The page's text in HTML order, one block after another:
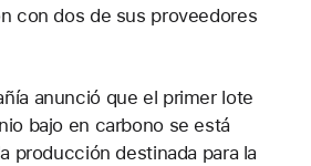
con dos de sus proveedores
anunció que el primer lote
bajo en carbono se está
producción destinada para la